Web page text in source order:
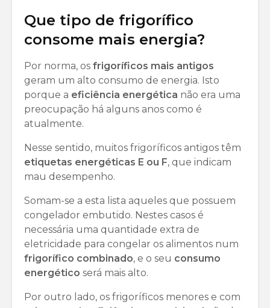
Que tipo de frigorífico
consome mais energia?
Por norma, os frigoríficos mais antigos
geram um alto consumo de energia. Isto
porque a eficiência energética não era uma
preocupação há alguns anos como é
atualmente.
Nesse sentido, muitos frigoríficos antigos têm
etiquetas energéticas E ou F, que indicam
mau desempenho.
Somam-se a esta lista aqueles que possuem
congelador embutido. Nestes casos é
necessária uma quantidade extra de
eletricidade para congelar os alimentos num
frigorífico combinado, e o seu consumo
energético será mais alto.
Por outro lado, os frigoríficos menores e com